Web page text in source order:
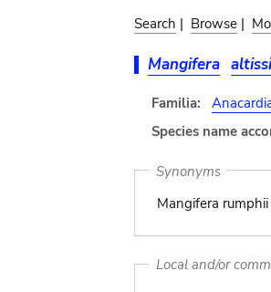
Search | Browse |
Mangifera
Familia:
Species name
Synonyms
Mangifera
Local and/or